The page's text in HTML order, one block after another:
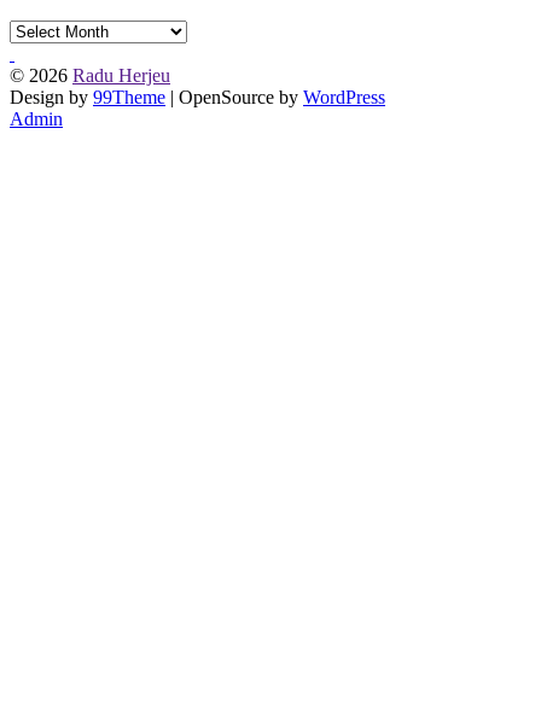
De
urmă
© 2026 Radu Herjeu
Design by 99Theme | OpenSource by WordPress
Admin